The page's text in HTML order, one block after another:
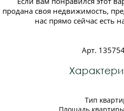
продана своя недвижимость,
нас прямо сейчас есть
Арт.
Тип